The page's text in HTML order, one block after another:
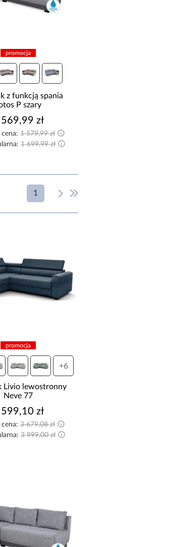
promocja
z funkcją spania
P szary
zł
cena: 1 579,99 zł
1 699,99 zł
1
zagłówkiem
zagłówka
promocja
+6
Livio lewostronny
Neve 77
zł
cena:3 679,08 zł
3 999,00 zł